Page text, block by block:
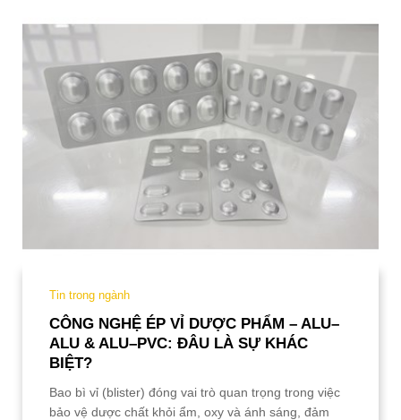
Tin trong ngành
CÔNG NGHỆ ÉP VỈ DƯỢC PHẨM – ALU–
ALU & ALU–PVC: ĐÂU LÀ SỰ KHÁC
BIỆT?
Bao bì vỉ (blister) đóng vai trò quan trọng trong việc
bảo vệ dược chất khỏi ẩm, oxy và ánh sáng, đảm